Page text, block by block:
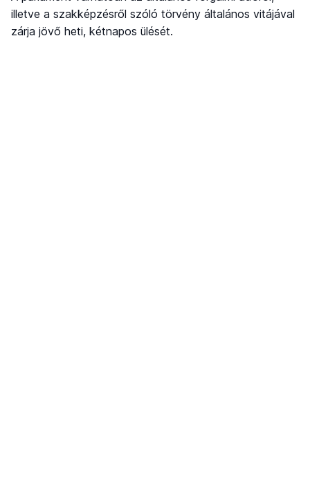
illetve a szakképzésről szóló törvény általános vitájával
zárja jövő heti, kétnapos ülését.